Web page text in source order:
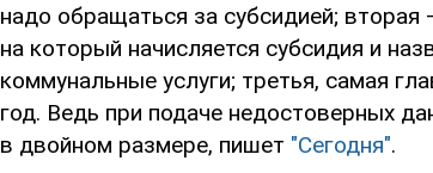
надо обращаться за субсидией; вторая
на который начисляется субсидия и
коммунальные услуги; третья, самая
год. Ведь при подаче недостоверных
в двойном размере, пишет "Сегодня".